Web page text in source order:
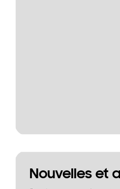
Nouvelles et